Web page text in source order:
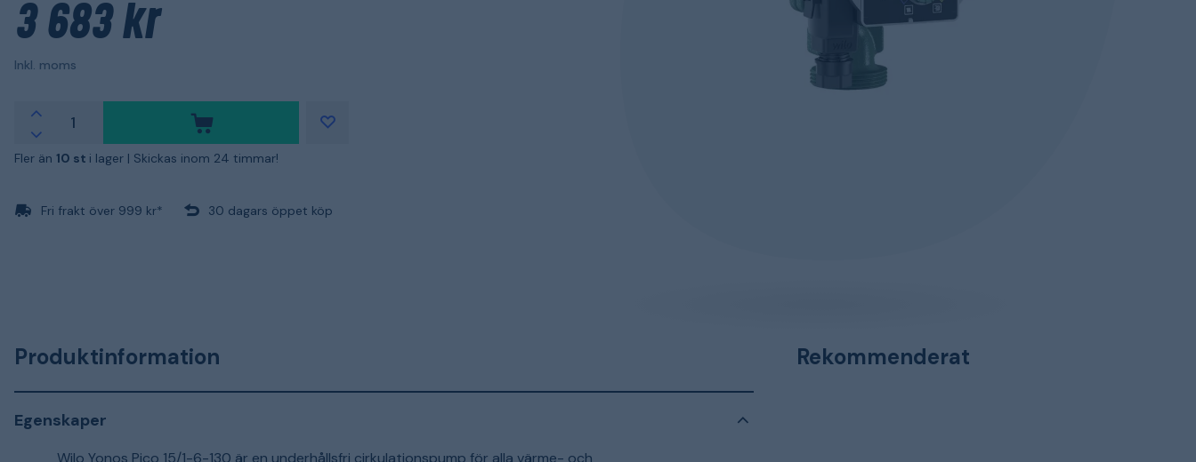
3 683 kr
Inkl. moms
Fler än 10 st i lager | Skickas inom 24 timmar!
Fri frakt över 999 kr* 30 dagars öppet köp
Produktinformation
Egenskaper
Wilo Yonos Pico 15/1-6-130 är en underhållsfri cirkulationspump för alla värme- och
Rekommenderat